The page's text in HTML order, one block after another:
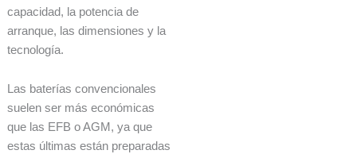
capacidad, la potencia de
arranque, las dimensiones y la
tecnología.
Las baterías convencionales
suelen ser más económicas
que las EFB o AGM, ya que
estas últimas están preparadas